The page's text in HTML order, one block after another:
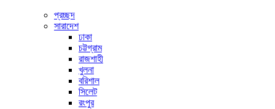
প্রচ্ছদ
সারাদেশ
ঢাকা
চট্টগ্রাম
রাজশাহী
খুলনা
বরিশাল
সিলেট
রংপুর